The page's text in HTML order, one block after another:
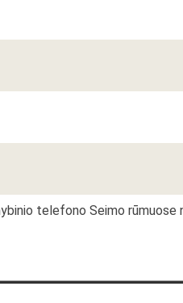
telefono Seimo rūmuose